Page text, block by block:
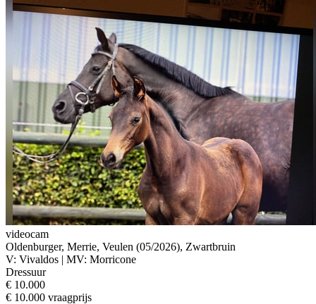
videocam
Oldenburger, Merrie, Veulen (05/2026), Zwartbruin
V: Vivaldos | MV: Morricone
Dressuur
€ 10.000
€ 10.000 vraagprijs